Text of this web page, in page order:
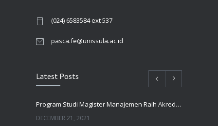
(024) 6583584 ext 537
pasca.fe@unissula.ac.id
Latest Posts
Program Studi Magister Manajemen Raih Akreditasi UNGGUL Oleh BAN PT
DECEMBER 21, 2021